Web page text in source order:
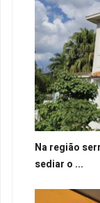
Na região
sediar o ...